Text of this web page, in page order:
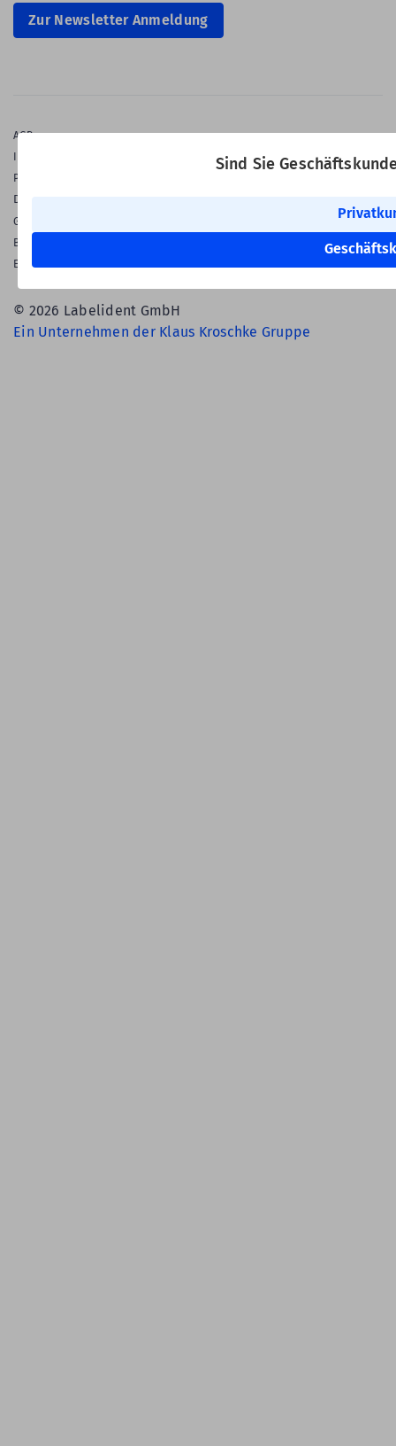
Sind Sie
Zur Newsletter Anmeldung
AGB
Privatsphäre & Datenschutz
Datenschutz-Einstellungen
Gewährleistung
Barrierefreiheitserklärung
English Language
© 2026 Labelident GmbH
Ein Unternehmen der Klaus Kroschke Gruppe